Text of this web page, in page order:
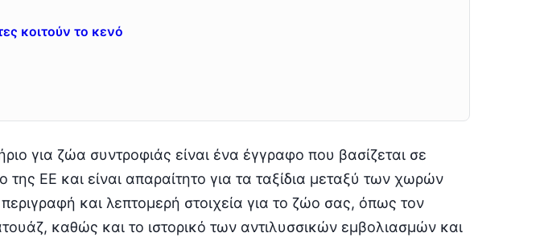
κοιτούν το κενό
για ζώα συντροφιάς είναι ένα έγγραφο που βασίζεται σε
της ΕΕ και είναι απαραίτητο για τα ταξίδια μεταξύ των χωρών
και λεπτομερή στοιχεία για το ζώο σας, όπως τον
καθώς και το ιστορικό των αντιλυσσικών εμβολιασμών και